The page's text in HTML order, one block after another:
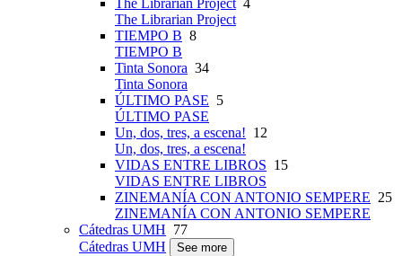
The Librarian Project 4
The Librarian Project
TIEMPO B 8
TIEMPO B
Tinta Sonora 34
Tinta Sonora
ÚLTIMO PASE 5
ÚLTIMO PASE
Un, dos, tres, a escena! 12
Un, dos, tres, a escena!
VIDAS ENTRE LIBROS 15
VIDAS ENTRE LIBROS
ZINEMANÍA CON ANTONIO SEMPERE 25
ZINEMANÍA CON ANTONIO SEMPERE
Cátedras UMH 77
Cátedras UMH
See more